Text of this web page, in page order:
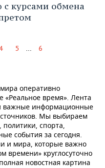
с курсами обмена
5 ... 6
оперативно
«Реальное время». Лента
важные информационные
Мы выбираем
политики, спорта,
события за сегодня.
и мира, которые важно
времени» круглосуточно
новостная картина